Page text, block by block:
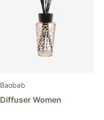
Baobab
Diffuser Women